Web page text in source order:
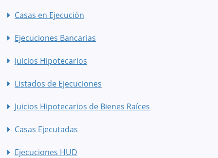
Casas en Ejecución
Ejecuciones Bancarias
Juicios Hipotecarios
Listados de Ejecuciones
Juicios Hipotecarios de Bienes Raíces
Casas Ejecutadas
Ejecuciones HUD